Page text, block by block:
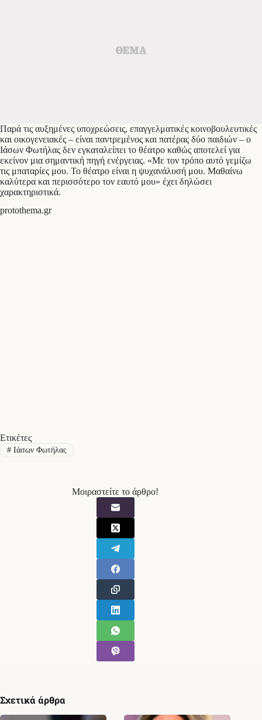
Παρά τις αυξημένες υποχρεώσεις, επαγγελματικές κοινοβουλευτικές
και οικογενειακές – είναι παντρεμένος και πατέρας δύο παιδιών – ο
Ιάσων Φωτήλας δεν εγκαταλείπει το θέατρο καθώς αποτελεί για
εκείνον μια σημαντική πηγή ενέργειας. «Με τον τρόπο αυτό γεμίζω
τις μπαταρίες μου. Το θέατρο είναι η ψυχανάλυσή μου. Μαθαίνω
καλύτερα και περισσότερο τον εαυτό μου» έχει δηλώσει
χαρακτηριστικά.
protothema.gr
Ετικέτες
#Ιάσων Φωτήλας
Μοιραστείτε το άρθρο!
Σχετικά άρθρα